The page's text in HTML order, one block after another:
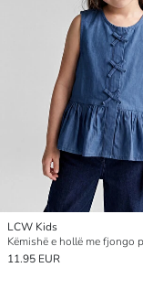
LCW Kids
Këmishë e hollë me fjongo
11.95 EUR